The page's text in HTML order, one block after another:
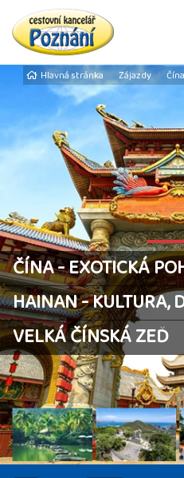
Hlavná stránka Zájazdy Čína
ČÍNA - EXOTICKÁ
HAINAN - KULTURA,
VELKÁ ČÍNSKÁ ZEĎ
24
fotografií